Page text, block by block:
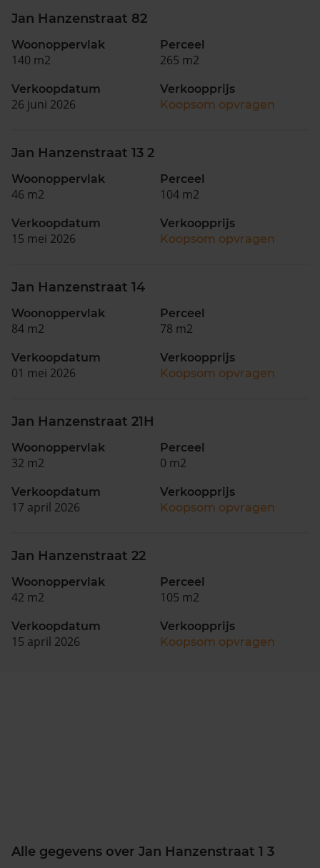
Jan Hanzenstraat 82
Woonoppervlak
140 m2
Perceel
265 m2
Verkoopdatum
26 juni 2026
Verkoopprijs
Koopsom opvragen
Jan Hanzenstraat 13 2
Woonoppervlak
46 m2
Perceel
104 m2
Verkoopdatum
15 mei 2026
Verkoopprijs
Koopsom opvragen
Jan Hanzenstraat 14
Woonoppervlak
84 m2
Perceel
78 m2
Verkoopdatum
01 mei 2026
Verkoopprijs
Koopsom opvragen
Jan Hanzenstraat 21H
Woonoppervlak
32 m2
Perceel
0 m2
Verkoopdatum
17 april 2026
Verkoopprijs
Koopsom opvragen
Jan Hanzenstraat 22
Woonoppervlak
42 m2
Perceel
105 m2
Verkoopdatum
15 april 2026
Verkoopprijs
Koopsom opvragen
Alle gegevens over Jan Hanzenstraat 1 3